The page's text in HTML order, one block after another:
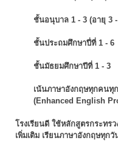
ชั้นอนุบาล 1 - 3 (อายุ 3
ชั้นประถมศึกษาปี่ที่ 1 - 6
ชั้นมัธยมศึกษาปีที่ 1 - 3
เน้นภาษาอังกฤษทุกคนทุ
(Enhanced English
โรงเรียนดี ใช้หลักสูตรกระทร
เพิ่มเติม เรียนภาษาอังกฤษทุก